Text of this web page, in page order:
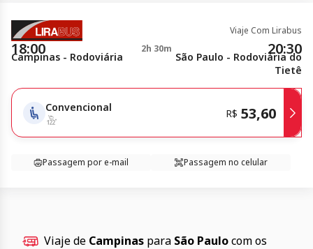
Viaje Com Lirabus
18:00 2h 30m 20:30
Campinas - Rodoviária
São Paulo - Rodoviária do
Tietê
Convencional R$ 53,60
Passagem por e-mail Passagem no celular
Viaje de Campinas para São Paulocom os